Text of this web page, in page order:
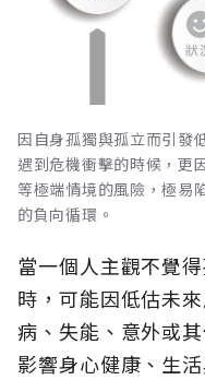
因自身孤獨與孤立而引發
遇到危機衝擊的時候，更
等極端情境的風險，極易
的負向循環。
當一個人主觀不覺
時，可能因低估未
病、失能、意外或
影響身心健康、生